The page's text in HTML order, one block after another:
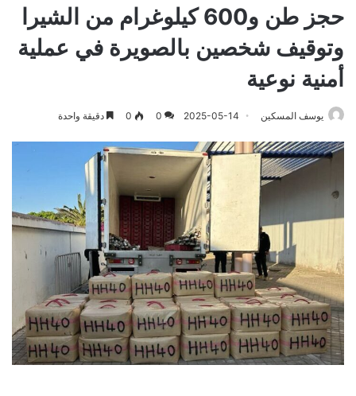
حجز طن و600 كيلوغرام من الشيرا
وتوقيف شخصين بالصويرة في عملية
أمنية نوعية
يوسف المسكين 2025-05-14
0
0 دقيقة واحدة